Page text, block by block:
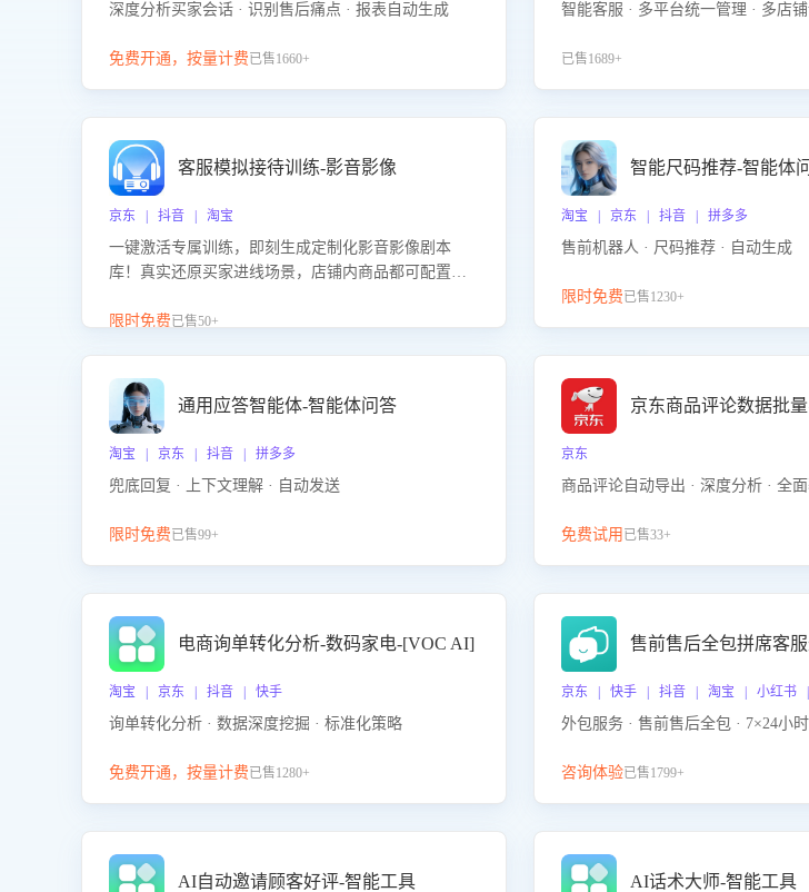
深度分析买家会话 · 识别售后痛点 · 报表自动生成
免费开通，按量计费已售1660+
智能客服 · 多平台统一管理 · 多店
已售1689+
客服模拟接待训练-影音影像
京东 | 抖音 | 淘宝
一键激活专属训练，即刻生成定制化影音影像剧本
库！真实还原买家进线场景，店铺内商品都可配置到
升客服售前转化率。点击 “立即开通”，快速获取影音
限时免费已售50+
智能尺码推荐-智能体
淘宝 | 京东 | 抖音 | 拼多多
售前机器人 · 尺码推荐 · 自动生成
限时免费已售1230+
通用应答智能体-智能体问答
淘宝 | 京东 | 抖音 | 拼多多
兜底回复 · 上下文理解 · 自动发送
限时免费已售99+
京东商品评论数据批
京东
商品评论自动导出 · 深度分析 · 全
免费试用 已售33+
电商询单转化分析-数码家电-[VOC AI]
淘宝 | 京东 | 抖音 | 快手
询单转化分析 · 数据深度挖掘 · 标准化策略
免费开通，按量计费已售1280+
售前售后全包拼席客
京东 | 快手 | 抖音 | 淘宝 | 小红书 |
外包服务 · 售前售后全包 · 7×24小
咨询体验已售1799+
AI自动邀请顾客好评-智能工具 AI话术大师-智能工具